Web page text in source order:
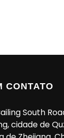
CONTATO
South
cidade de